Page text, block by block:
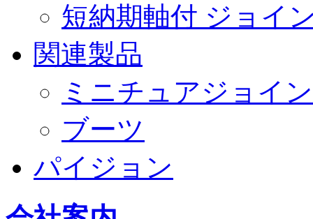
短納期軸付 ジョイ
関連製品
ミニチュアジョイ
ブーツ
パイジョン